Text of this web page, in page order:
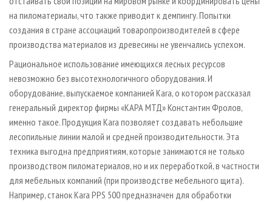
на пиломатериалы, что также приводит к демпингу. Попытки
создания в стране ассоциаций товаропроизводителей в сфере
производства материалов из древесины не увенчались успехом.
Рациональное использование имеющихся лесных ресурсов
невозможно без высотехнологичного оборудования. И
оборудование, выпускаемое компанией Kara, о котором рассказал
генеральный директор фирмы «КАРА МТД» Константин Фролов,
именно такое. Продукция Kara позволяет создавать небольшие
лесопильные линии малой и средней производительности. Эта
техника выгодна предприятиям, которые занимаются не только
производством пиломатериалов, но и их переработкой, в частности
для мебельных компаний (при производстве мебельного щита).
Например, станок Kara PPS 500 предназначен для обработки